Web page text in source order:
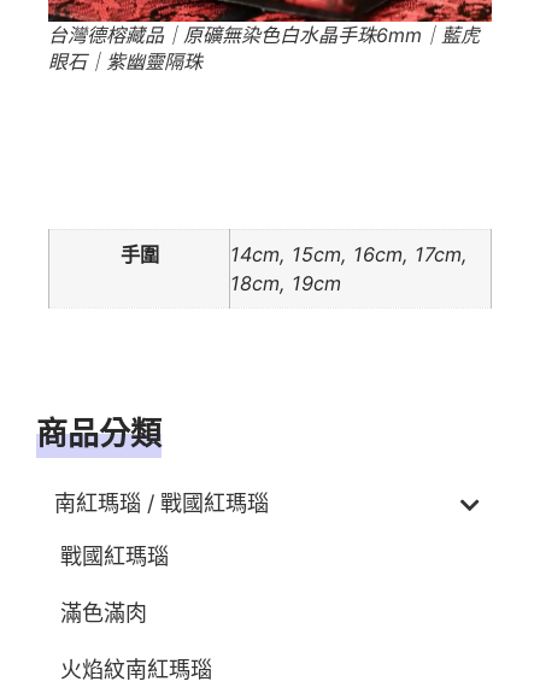
商品分類
南紅瑪瑙 / 戰國紅瑪瑙
戰國紅瑪瑙
滿色滿肉
火焰紋南紅瑪瑙
台灣德榕藏品｜原礦無染色白水晶手珠6mm｜藍虎
眼石｜紫幽靈隔珠
手圍
14cm, 15cm, 16cm, 17cm,
18cm, 19cm